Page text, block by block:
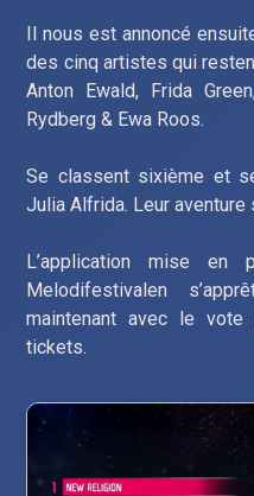
Il nous est annoncé
des cinq artistes qui
Anton Ewald, Frida
Rydberg & Ewa Roos.
Se classent sixième et
Julia Alfrida. Leur aventure
L’application mise
Melodifestivalen
maintenant avec le
tickets.